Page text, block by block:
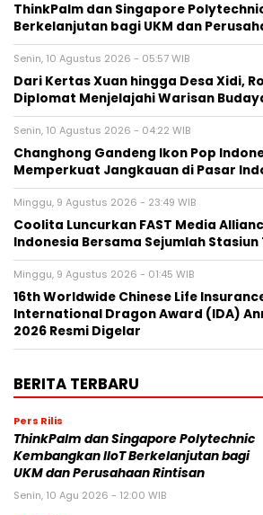
ThinkPalm dan Singapore
Berkelanjutan bagi UKM dan
Senin, 10 Agustus 2026 - 05:57 WIB
Dari Kertas Xuan hingga Desa Xidi,
Diplomat Menjelajahi Warisan
Senin, 10 Agustus 2026 - 04:22 WIB
Changhong Gandeng Ikon Pop
Memperkuat Jangkauan di Pasar
Minggu, 9 Agustus 2026 - 23:49 WIB
Coolita Luncurkan FAST Media
Indonesia Bersama Sejumlah
Minggu, 9 Agustus 2026 - 01:45 WIB
16th Worldwide Chinese Life
International Dragon Award (IDA)
2026 Resmi Digelar
BERITA TERBARU
Pers Rilis
ThinkPalm dan Singapore Polytechnic
Kembangkan IIoT Berkelanjutan bagi
UKM dan Perusahaan Rintisan
Senin, 10 Agu 2026 - 12:00 WIB